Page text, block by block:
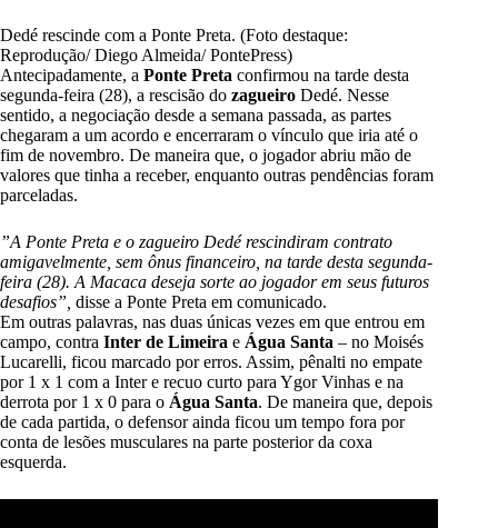
Dedé rescinde com a Ponte Preta. (Foto destaque:
Reprodução/ Diego Almeida/ PontePress)
Antecipadamente, a Ponte Preta confirmou na tarde desta
segunda-feira (28), a rescisão do zagueiro Dedé. Nesse
sentido, a negociação desde a semana passada, as partes
chegaram a um acordo e encerraram o vínculo que iria até o
fim de novembro. De maneira que, o jogador abriu mão de
valores que tinha a receber, enquanto outras pendências foram
parceladas.
”A Ponte Preta e o zagueiro Dedé rescindiram contrato
amigavelmente, sem ônus financeiro, na tarde desta segunda-
feira (28). A Macaca deseja sorte ao jogador em seus futuros
desafios”, disse a Ponte Preta em comunicado.
Em outras palavras, nas duas únicas vezes em que entrou em
campo, contra Inter de Limeira e Água Santa – no Moisés
Lucarelli, ficou marcado por erros. Assim, pênalti no empate
por 1 x 1 com a Inter e recuo curto para Ygor Vinhas e na
derrota por 1 x 0 para o Água Santa. De maneira que, depois
de cada partida, o defensor ainda ficou um tempo fora por
conta de lesões musculares na parte posterior da coxa
esquerda.